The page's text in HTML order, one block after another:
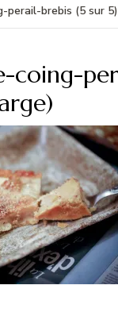
brebis (5 sur
coing-